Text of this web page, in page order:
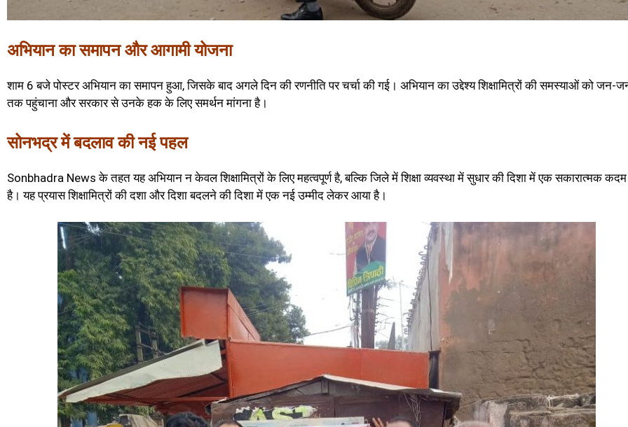
अभियान का समापन और आगामी योजना
शाम 6 बजे पोस्टर अभियान का समापन हुआ, जिसके बाद अगले दिन की रणनीति पर चर्चा की गई। अभियान का उद्देश्य शिक्षामित्रों की समस्याओं को जन-
तक पहुंचाना और सरकार से उनके हक के लिए समर्थन मांगना है।
सोनभद्र में बदलाव की नई पहल
Sonbhadra News के तहत यह अभियान न केवल शिक्षामित्रों के लिए महत्वपूर्ण है, बल्कि जिले में शिक्षा व्यवस्था में सुधार की दिशा में एक सकारात्मक कदम
है। यह प्रयास शिक्षामित्रों की दशा और दिशा बदलने की दिशा में एक नई उम्मीद लेकर आया है।